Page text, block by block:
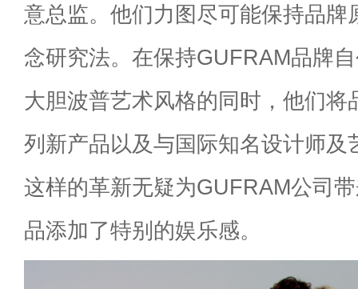
意总监。他们力图尽可能保持品牌
念研究法。在保持GUFRAM品牌
大胆波普艺术风格的同时，他们将
列新产品以及与国际知名设计师及
这样的革新无疑为GUFRAM公司
品添加了特别的娱乐感。